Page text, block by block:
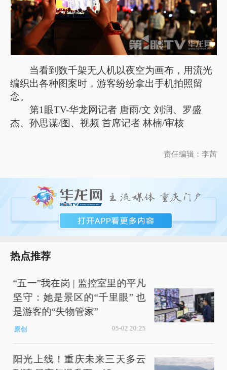
当看到数千架无人机以夜空为画布，用流光
编织出各种图案时，游客纷纷拿出手机拍照留
念。
第1眼TV-华龙网记者 唐雨/文 刘润、罗盛
杰、孙思谋/图、视频 首席记者 林楠/审核
责任编辑：李茜
热点推荐
“五一”我在岗 | 监控室里的平凡
坚守：她是景区的“千里眼” 也
是游客的“失物管家”
原创 05-02 20:25
阳光上线！重庆未来三天多云